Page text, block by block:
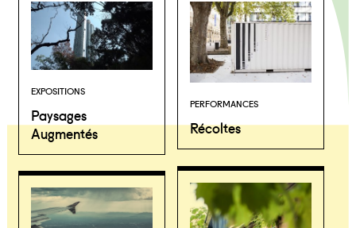
EXPOSITIONS
Paysages
Augmentés
PERFORMANCES
Récoltes